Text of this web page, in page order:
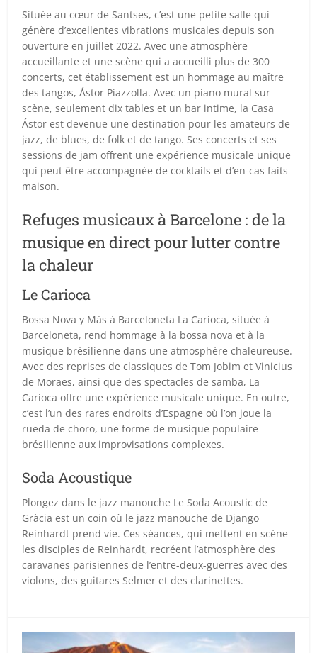
Située au cœur de Santses, c’est une petite salle qui
génère d’excellentes vibrations musicales depuis son
ouverture en juillet 2022. Avec une atmosphère
accueillante et une scène qui a accueilli plus de 300
concerts, cet établissement est un hommage au maître
des tangos, Ástor Piazzolla. Avec un piano mural sur
scène, seulement dix tables et un bar intime, la Casa
Ástor est devenue une destination pour les amateurs de
jazz, de blues, de folk et de tango. Ses concerts et ses
sessions de jam offrent une expérience musicale unique
qui peut être accompagnée de cocktails et d’en-cas faits
maison.
Refuges musicaux à Barcelone : de la
musique en direct pour lutter contre
la chaleur
Le Carioca
Bossa Nova y Más à Barceloneta La Carioca, située à
Barceloneta, rend hommage à la bossa nova et à la
musique brésilienne dans une atmosphère chaleureuse.
Avec des reprises de classiques de Tom Jobim et Vinicius
de Moraes, ainsi que des spectacles de samba, La
Carioca offre une expérience musicale unique. En outre,
c’est l’un des rares endroits d’Espagne où l’on joue la
rueda de choro, une forme de musique populaire
brésilienne aux improvisations complexes.
Soda Acoustique
Plongez dans le jazz manouche Le Soda Acoustic de
Gràcia est un coin où le jazz manouche de Django
Reinhardt prend vie. Ces séances, qui mettent en scène
les disciples de Reinhardt, recréent l’atmosphère des
caravanes parisiennes de l’entre-deux-guerres avec des
violons, des guitares Selmer et des clarinettes.